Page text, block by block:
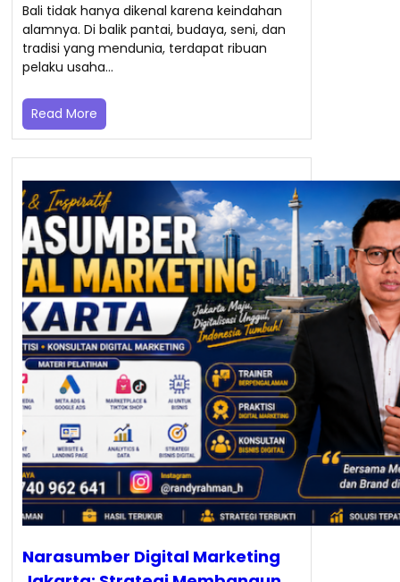
Bali tidak hanya dikenal karena keindahan
alamnya. Di balik pantai, budaya, seni, dan
tradisi yang mendunia, terdapat ribuan
pelaku usaha…
Read More
Narasumber Digital Marketing